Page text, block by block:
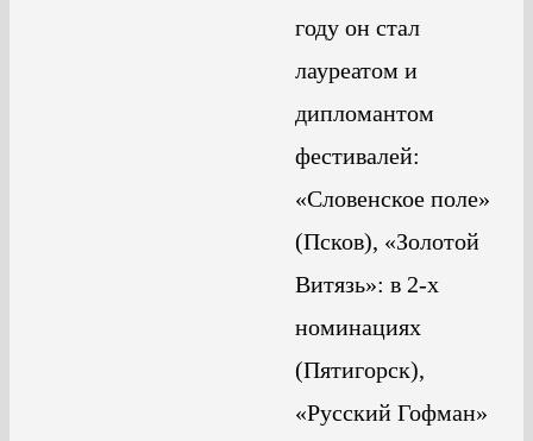
году он стал
лауреатом и
дипломантом
фестивалей:
«Словенское поле»
(Псков), «Золотой
Витязь»: в 2-х
номинациях
(Пятигорск),
«Русский Гофман»